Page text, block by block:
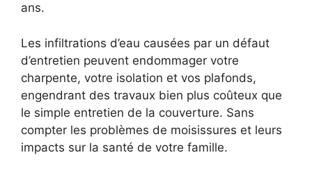
ans.
Les infiltrations d’eau causées par un défaut
d’entretien peuvent endommager votre
charpente, votre isolation et vos plafonds,
engendrant des travaux bien plus coûteux que
le simple entretien de la couverture. Sans
compter les problèmes de moisissures et leurs
impacts sur la santé de votre famille.